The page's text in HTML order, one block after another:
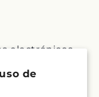
de
electrónicos
Suscribirse